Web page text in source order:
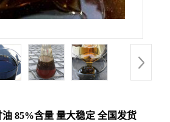
85%含量 量大稳定 全国发货